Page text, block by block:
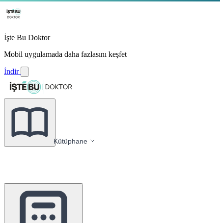
İşte Bu Doktor
Mobil uygulamada daha fazlasını keşfet
İndir
Kütüphane